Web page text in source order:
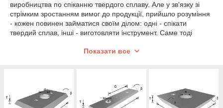
виробництва по спіканню твердого сплаву. Але у зв'язку зі
стрімким зростанням вимог до продукції, прийшло розуміння
- кожен повинен займатися своїм ділом: одні - спікати
твердий сплав, інші - виготовляти інструмент. Саме тоді
твердим сплавом CERATIZIT оснащують свій інструмент
можуть бути закріплені на фрези будь-якого европейського
чи українського виробника. У більшості випадків ваші фрези
вже були оснащені саме ножами CERATIZIT. Але виробники
Показати все